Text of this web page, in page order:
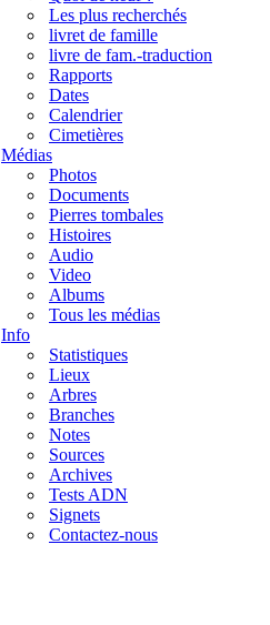
Les plus recherchés
livret de famille
livre de fam.-traduction
Rapports
Dates
Calendrier
Cimetières
Médias
Photos
Documents
Pierres tombales
Histoires
Audio
Video
Albums
Tous les médias
Info
Statistiques
Lieux
Arbres
Branches
Notes
Sources
Archives
Tests ADN
Signets
Contactez-nous